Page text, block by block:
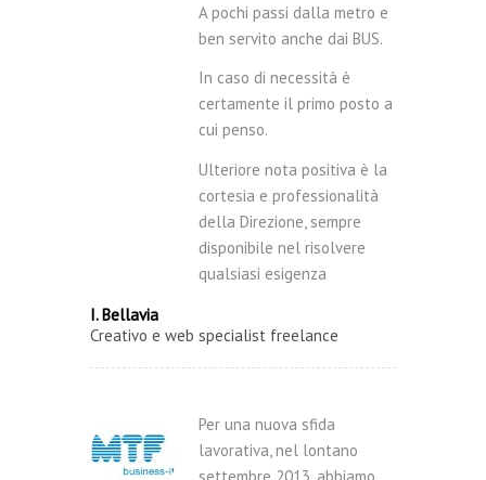
A pochi passi dalla metro e
ben servito anche dai BUS.
In caso di necessità è
certamente il primo posto a
cui penso.
Ulteriore nota positiva è la
cortesia e professionalità
della Direzione, sempre
disponibile nel risolvere
qualsiasi esigenza
I. Bellavia
Creativo e web specialist freelance
Per una nuova sfida
lavorativa, nel lontano